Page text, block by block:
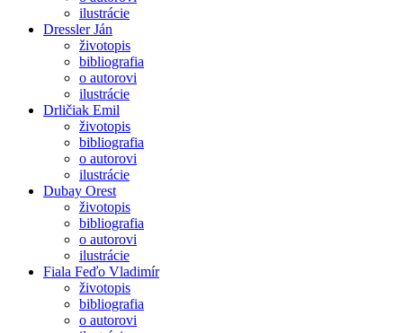
ilustrácie
Dressler Ján
životopis
bibliografia
o autorovi
ilustrácie
Drličiak Emil
životopis
bibliografia
o autorovi
ilustrácie
Dubay Orest
životopis
bibliografia
o autorovi
ilustrácie
Fiala Feďo Vladimír
životopis
bibliografia
o autorovi